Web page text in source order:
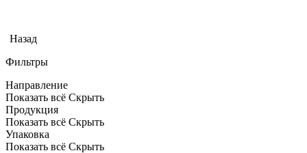
Назад
Фильтры
Направление
Показать всё Скрыть
Продукция
Показать всё Скрыть
Упаковка
Показать всё Скрыть